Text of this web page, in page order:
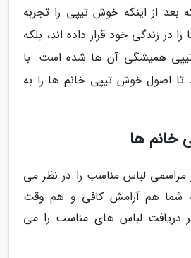
از اینکه خوش تیپی را تجربه
در زندگی خود قرار داده اند، بلکه
همیشگی آن ها شده است. با
تا اصول خوش تیپی خانم ها را به
ها
مراسمی لباس مناسب را در نظر می
به شما هم آرامش کافی و هم وقت
دریافت لباس های مناسب را می